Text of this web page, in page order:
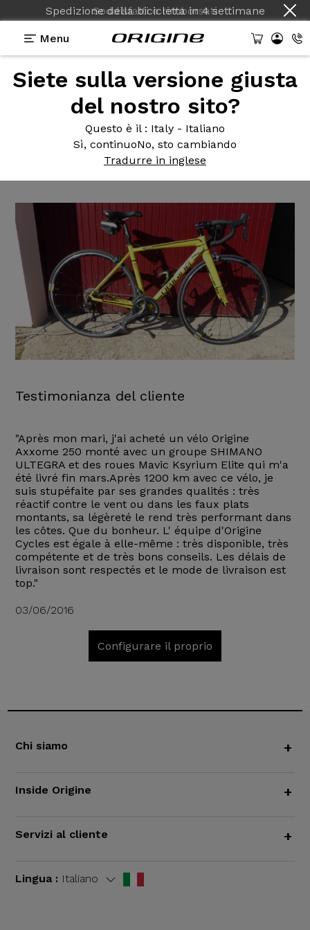
Spedizione della biciclettain4 settimane
Menu
Siete sulla versione giusta
del nostro sito?
Questo è il : Italy - Italiano
Sì, continuoNo, sto cambiando
Tradurre in inglese
Testimonianze >
Velo de route Axxome 250 Ultegra
route Axxome 250
Ultegra Ksyrium Elite
Testimonianza del cliente
"Après mon mari, j'ai acheté un vélo Origine
Axxome 250 monté avec un groupe SHIMANO
ULTEGRA et des roues Mavic Ksyrium Elite qui m'a
été livré fin mars.Après 1200 km avec ce vélo, je
suis stupéfaite par ses grandes qualités : très
réactif contre le vent ou dans les faux plats
montants, sa légèreté le rend très performant dans
les côtes. Que du bonheur. L' équipe d'Origine
Cycles est égale à elle-même : très disponible, très
compétente et de très bons conseils. Les délais de
livraison sont respectés et le mode de livraison est
top."
03/06/2016
Configurare il proprio
Chi siamo +
Inside Origine +
Servizi al cliente +
Lingua : Italiano